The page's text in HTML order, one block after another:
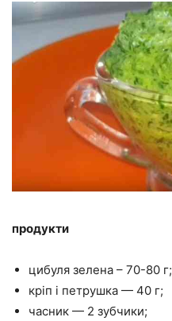
продукти
цибуля зелена – 70-80 г;
кріп і петрушка — 40 г;
часник — 2 зубчики;